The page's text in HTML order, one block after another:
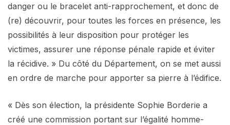
danger ou le bracelet anti-rapprochement, et donc de
(re) découvrir, pour toutes les forces en présence, les
possibilités à leur disposition pour protéger les
victimes, assurer une réponse pénale rapide et éviter
la récidive. » Du côté du Département, on se met aussi
en ordre de marche pour apporter sa pierre à l’édifice.
« Dès son élection, la présidente Sophie Borderie a
créé une commission portant sur l’égalité homme-